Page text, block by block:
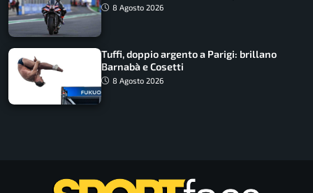
8 Agosto 2026
Tuffi, doppio argento a Parigi: brillano
Barnabà e Cosetti
8 Agosto 2026